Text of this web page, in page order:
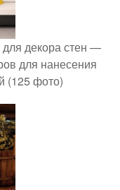
декора стен —
для нанесения
(125 фото)